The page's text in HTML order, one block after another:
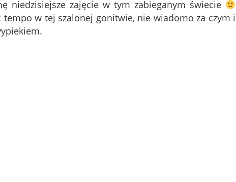
niedzisiejsze zajęcie w tym zabieganym świecie
w tej szalonej gonitwie, nie wiadomo za czym i